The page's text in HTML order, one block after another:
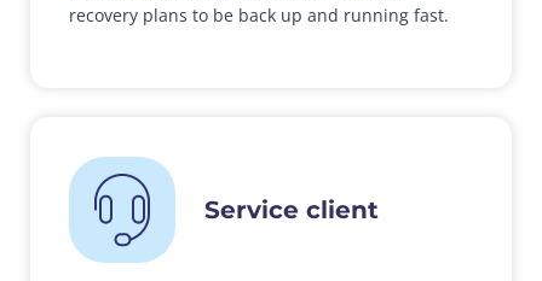
recovery plans to be back up and running fast.
Service client